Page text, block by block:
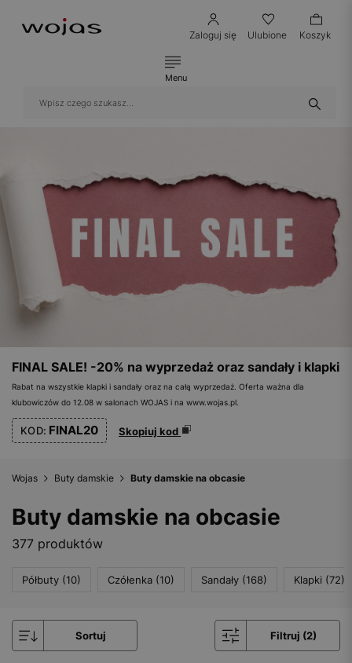
Zaloguj się Ulubione Koszyk
Menu
FINAL SALE! -20% na wyprzedaż oraz sandały i klapki
Rabat na wszystkie klapki i sandały oraz na całą wyprzedaż. Oferta ważna dla
klubowiczów do 12.08 w salonach WOJAS i na www.wojas.pl.
KOD: FINAL20 Skopiuj kod
Wojas Buty damskie Buty damskie na obcasie
Buty damskie na obcasie
377 produktów
Półbuty (10) Czółenka (10) Sandały (168) Klapki (72)
Sortuj Filtruj (2)